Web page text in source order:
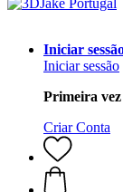
Iniciar
Iniciar sessão
Primeira
Criar Conta